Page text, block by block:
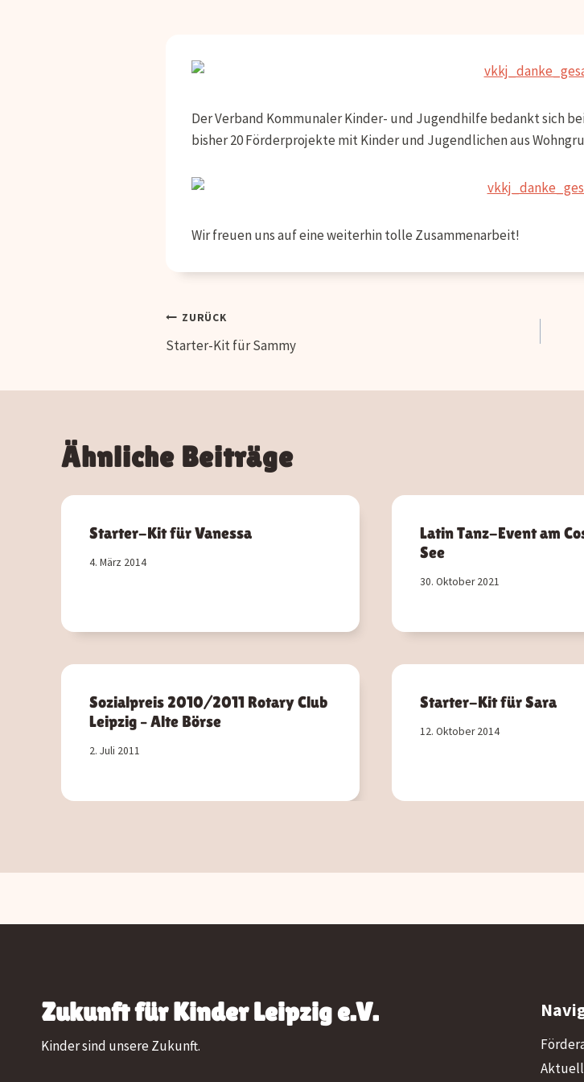
Der Verband Kommunaler Kinder- und Jugendhilfe bedankt sich
bisher 20 Förderprojekte mit Kinder und Jugendlichen aus
Wir freuen uns auf eine weiterhin tolle Zusammenarbeit!
Beitragsnavigation
ZURÜCK
Starter-Kit für Sammy
Ähnliche Beiträge
Starter-Kit für Vanessa
4. März 2014
Latin Tanz-Event am
See
30. Oktober 2021
Sozialpreis 2010/2011 Rotary Club
Leipzig – Alte Börse
2. Juli 2011
Starter-Kit für Sara
12. Oktober 2014
Zukunft für Kinder Leipzig e.V.
Kinder sind unsere Zukunft.